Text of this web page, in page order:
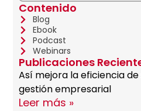
Contenido
Blog
Ebook
Podcast
Webinars
Publicaciones
Así mejora la eficiencia
gestión empresarial
Leer más »